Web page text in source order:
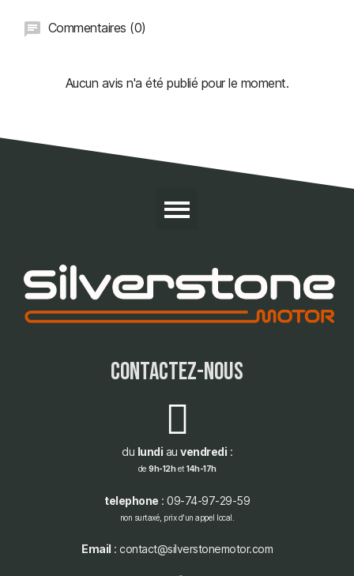
Commentaires (0)
Aucun avis n'a été publié pour le moment.
contactez-nous
du lundi au vendredi :
de 9h-12het 14h-17h
telephone : 09-74-97-29-59
non surtaxé, prix d'un appel local.
Email : contact@silverstonemotor.com